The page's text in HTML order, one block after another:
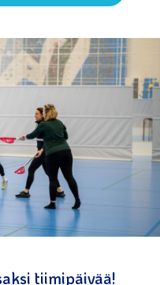
tiimipäivää!